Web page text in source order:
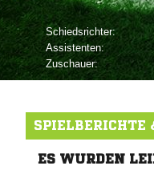
Schiedsrichter:
Assistenten:
Zuschauer:
SPIELBERICHTE
ES WURDEN